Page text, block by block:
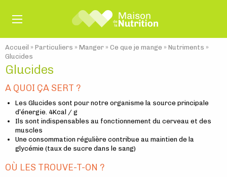
Accueil » Particuliers » Manger » Ce que je mange » Nutriments »
Glucides
Glucides
A QUOI ÇA SERT ?
Les Glucides sont pour notre organisme la source principale
d’énergie. 4Kcal / g
Ils sont indispensables au fonctionnement du cerveau et des
muscles
Une consommation régulière contribue au maintien de la
glycémie (taux de sucre dans le sang)
OÙ LES TROUVE-T-ON ?